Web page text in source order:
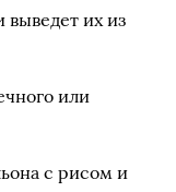
выведет их из
или
с рисом и